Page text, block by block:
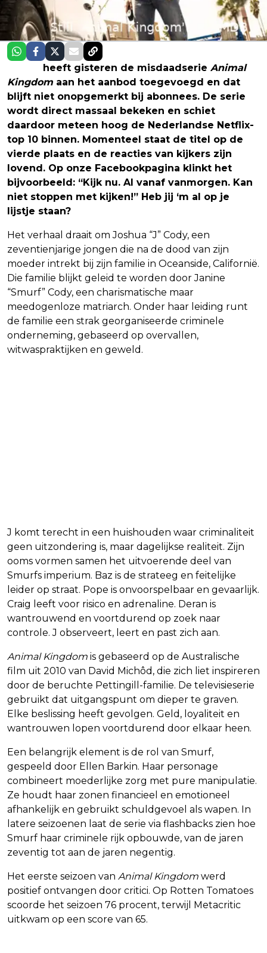
heeft gisteren de misdaadserie Animal
Kingdom aan het aanbod toegevoegd en dat
blijft niet onopgemerkt bij abonnees. De serie
wordt direct massaal bekeken en schiet
daardoor meteen hoog de Nederlandse Netflix-
top 10 binnen. Momenteel staat de titel op de
vierde plaats en de reacties van kijkers zijn
lovend. Op onze Facebookpagina klinkt het
bijvoorbeeld: “Kijk nu. Al vanaf vanmorgen. Kan
niet stoppen met kijken!” Heb jij ‘m al op je
lijstje staan?
Het verhaal draait om Joshua “J” Cody, een
zeventienjarige jongen die na de dood van zijn
moeder intrekt bij zijn familie in Oceanside, Californië.
Die familie blijkt geleid te worden door Janine
“Smurf” Cody, een charismatische maar
meedogenloze matriarch. Onder haar leiding runt
de familie een strak georganiseerde criminele
onderneming, gebaseerd op overvallen,
witwaspraktijken en geweld.
J komt terecht in een huishouden waar criminaliteit
geen uitzondering is, maar dagelijkse realiteit. Zijn
ooms vormen samen het uitvoerende deel van
Smurfs imperium. Baz is de strateeg en feitelijke
leider op straat. Pope is onvoorspelbaar en gevaarlijk.
Craig leeft voor risico en adrenaline. Deran is
wantrouwend en voortdurend op zoek naar
controle. J observeert, leert en past zich aan.
Animal Kingdom is gebaseerd op de Australische
film uit 2010 van David Michôd, die zich liet inspireren
door de beruchte Pettingill-familie. De televisieserie
gebruikt dat uitgangspunt om dieper te graven.
Elke beslissing heeft gevolgen. Geld, loyaliteit en
wantrouwen lopen voortdurend door elkaar heen.
Een belangrijk element is de rol van Smurf,
gespeeld door Ellen Barkin. Haar personage
combineert moederlijke zorg met pure manipulatie.
Ze houdt haar zonen financieel en emotioneel
afhankelijk en gebruikt schuldgevoel als wapen. In
latere seizoenen laat de serie via flashbacks zien hoe
Smurf haar criminele rijk opbouwde, van de jaren
zeventig tot aan de jaren negentig.
Het eerste seizoen van Animal Kingdom werd
positief ontvangen door critici. Op Rotten Tomatoes
scoorde het seizoen 76 procent, terwijl Metacritic
uitkwam op een score van 65.